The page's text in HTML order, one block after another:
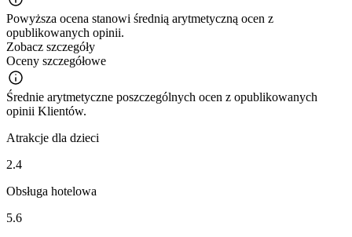
Powyższa ocena stanowi średnią arytmetyczną ocen z
opublikowanych opinii.
Zobacz szczegóły
Oceny szczegółowe
Średnie arytmetyczne poszczególnych ocen z opublikowanych
opinii Klientów.
Atrakcje dla dzieci
2.4
Obsługa hotelowa
5.6